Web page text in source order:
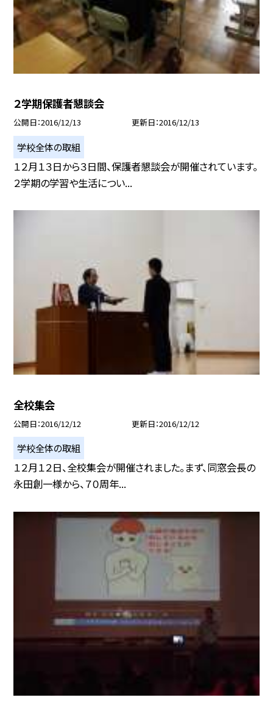
２学期保護者懇談会
公開日 2016/12/13 更新日 2016/12/13
学校全体の取組
１２月１３日から３日間、保護者懇談会が開催されています。
２学期の学習や生活につい...
全校集会
公開日 2016/12/12 更新日 2016/12/12
学校全体の取組
１２月１２日、全校集会が開催されました。まず、同窓会長の
永田創一様から、７０周年...